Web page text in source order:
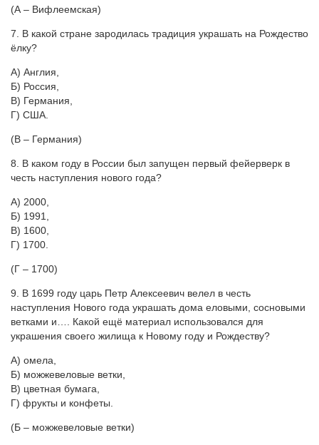
(А – Вифлеемская)
7. В какой стране зародилась традиция украшать на Рождество
ёлку?
А) Англия,
Б) Россия,
В) Германия,
Г) США.
(В – Германия)
8. В каком году в России был запущен первый фейерверк в
честь наступления нового года?
А) 2000,
Б) 1991,
В) 1600,
Г) 1700.
(Г – 1700)
9. В 1699 году царь Петр Алексеевич велел в честь
наступления Нового года украшать дома еловыми, сосновыми
ветками и…. Какой ещё материал использовался для
украшения своего жилища к Новому году и Рождеству?
А) омела,
Б) можжевеловые ветки,
В) цветная бумага,
Г) фрукты и конфеты.
(Б – можжевеловые ветки)